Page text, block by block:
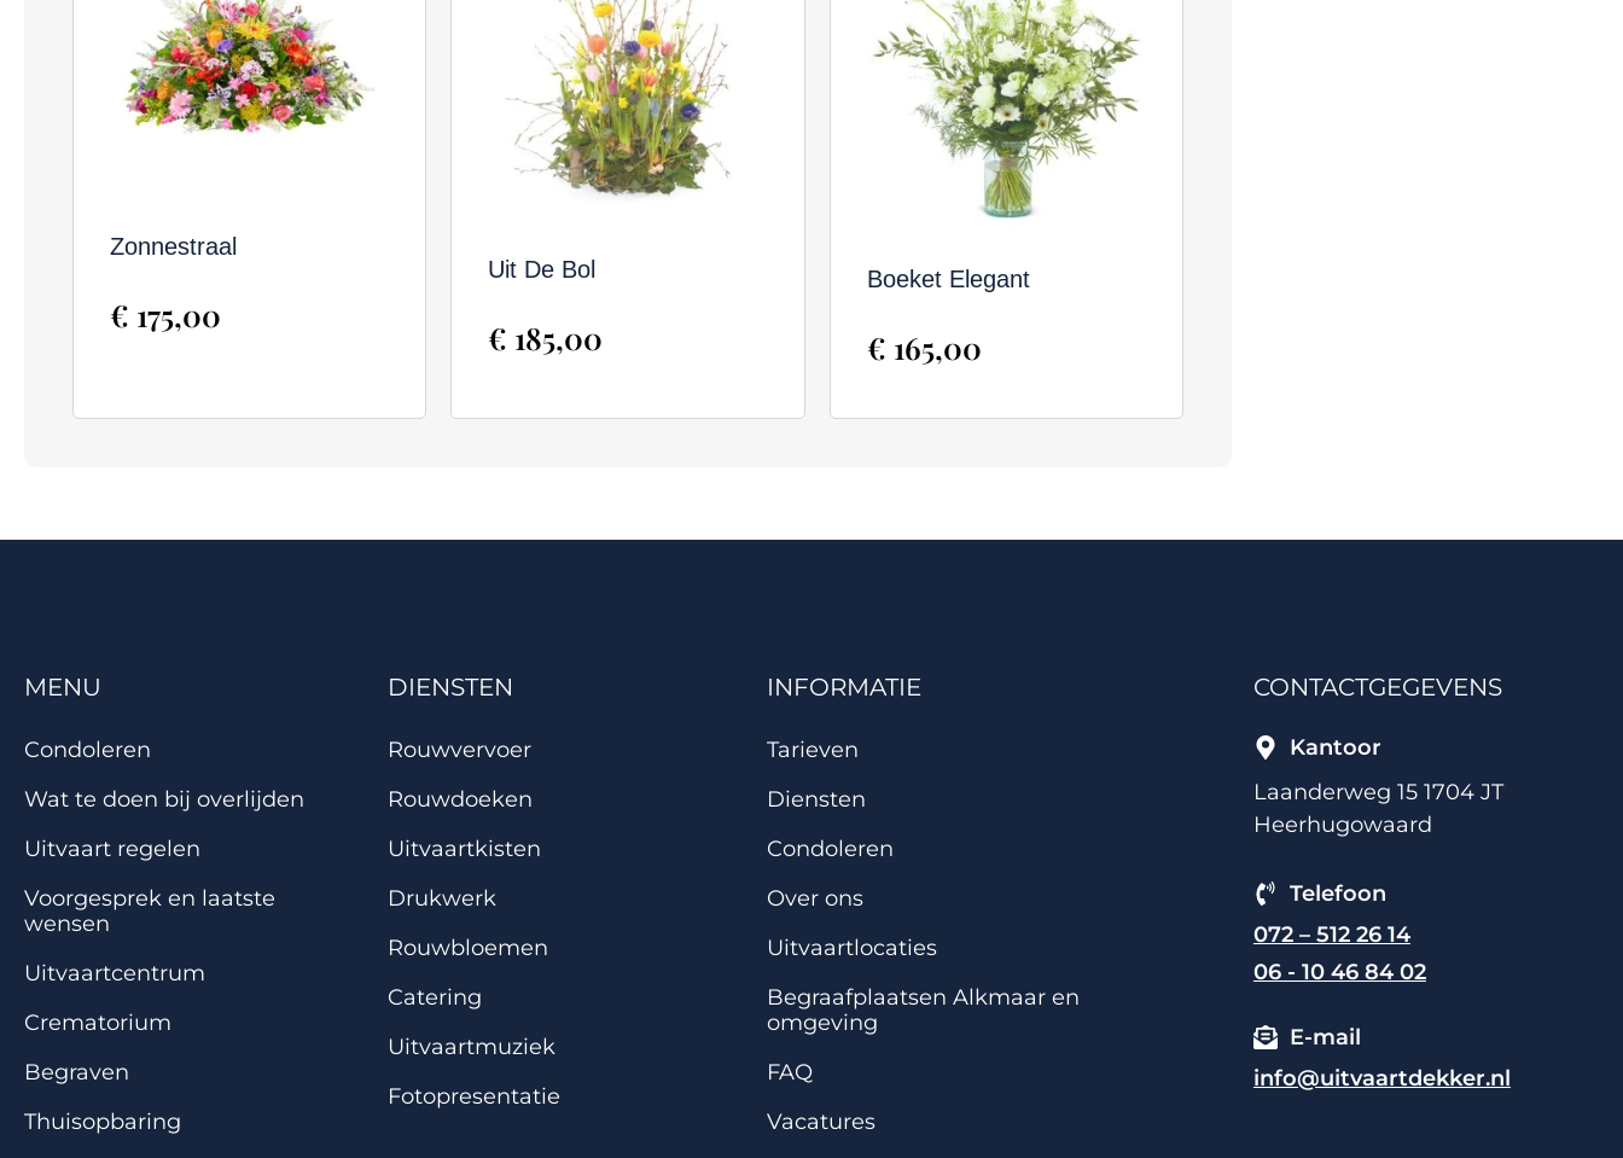
Zonnestraal
€ 175,00
Uit De Bol
€ 185,00
Boeket Elegant
€ 165,00
MENU
Condoleren
Wat te doen bij overlijden
Uitvaart regelen
Voorgesprek en laatste
wensen
Uitvaartcentrum
Crematorium
Begraven
Thuisopbaring
DIENSTEN
Rouwvervoer
Rouwdoeken
Uitvaartkisten
Drukwerk
Rouwbloemen
Catering
Uitvaartmuziek
Fotopresentatie
INFORMATIE
Tarieven
Diensten
Condoleren
Over ons
Uitvaartlocaties
Begraafplaatsen Alkmaar en
omgeving
FAQ
Vacatures
CONTACTGEGEVENS
Kantoor
Laanderweg 15 1704 JT
Heerhugowaard
Telefoon
072 – 512 26 14
06 - 10 46 84 02
E-mail
info@uitvaartdekker.nl